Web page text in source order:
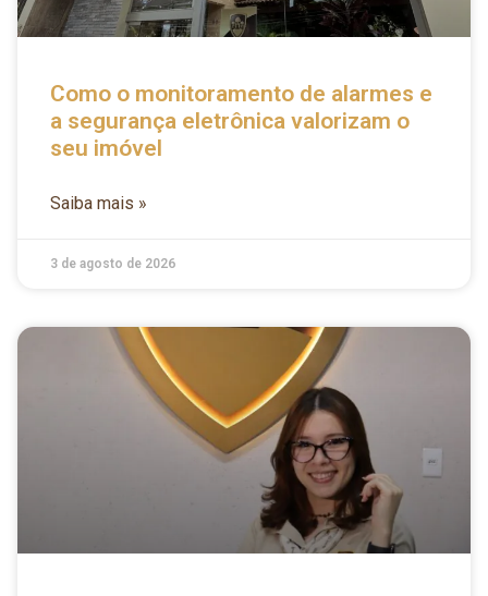
Como o monitoramento de alarmes e
a segurança eletrônica valorizam o
seu imóvel
Saiba mais »
3 de agosto de 2026